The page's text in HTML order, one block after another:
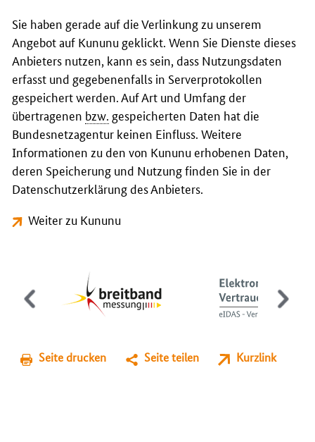
Sie haben gerade auf die Verlinkung zu unserem
Angebot auf Kununu geklickt. Wenn Sie Dienste dieses
Anbieters nutzen, kann es sein, dass Nutzungsdaten
erfasst und gegebenenfalls in Serverprotokollen
gespeichert werden. Auf Art und Umfang der
übertragenen bzw. gespeicherten Daten hat die
Bundesnetzagentur keinen Einfluss. Weitere
Informationen zu den von Kununu erhobenen Daten,
deren Speicherung und Nutzung finden Sie in der
Datenschutzerklärung des Anbieters.
Weiter zu Kununu
Seite drucken Seite teilen Kurzlink